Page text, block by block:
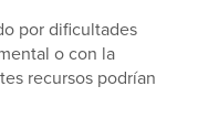
por dificultades
o con la
recursos podrían